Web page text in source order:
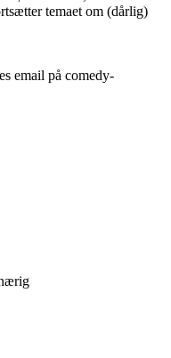
temaet om (dårlig)
email på comedy-